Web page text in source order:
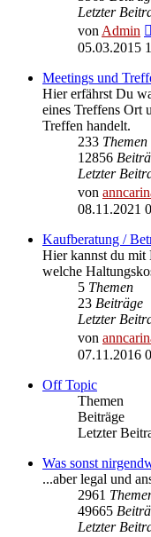
Letzter
vonAdmin
05.03.2015
Meetings und
Hier erfährst Du
eines Treffens Ort
Treffen handelt.
233 Themen
12856
Letzter
von
08.11.2021
Kaufberatung /
Hier kannst du mit
welche
5 Themen
23 Beiträge
Letzter
von
07.11.2016
Off Topic
Themen
Beiträge
Letzter
Was sonst
...aber legal und
2961
49665
Letzter